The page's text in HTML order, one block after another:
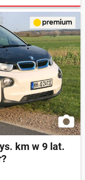
km w 9 lat.